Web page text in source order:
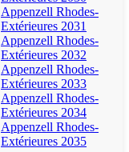
Appenzell Rhodes-
Extérieures 2031
Appenzell Rhodes-
Extérieures 2032
Appenzell Rhodes-
Extérieures 2033
Appenzell Rhodes-
Extérieures 2034
Appenzell Rhodes-
Extérieures 2035